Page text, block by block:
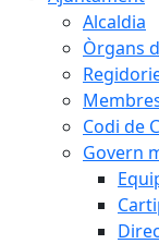
Alcaldia
Òrgans
Codi de
Govern